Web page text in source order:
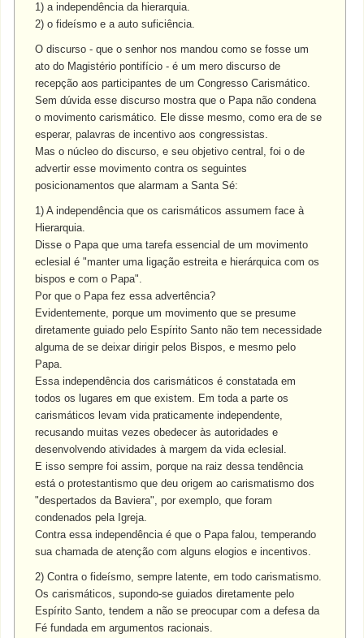
1) a independência da hierarquia.
2) o fideísmo e a auto suficiência.
O discurso - que o senhor nos mandou como se fosse um
ato do Magistério pontifício - é um mero discurso de
recepção aos participantes de um Congresso Carismático.
Sem dúvida esse discurso mostra que o Papa não condena
o movimento carismático. Ele disse mesmo, como era de se
esperar, palavras de incentivo aos congressistas.
Mas o núcleo do discurso, e seu objetivo central, foi o de
advertir esse movimento contra os seguintes
posicionamentos que alarmam a Santa Sé:
1) A independência que os carismáticos assumem face à
Hierarquia.
Disse o Papa que uma tarefa essencial de um movimento
eclesial é "manter uma ligação estreita e hierárquica com os
bispos e com o Papa".
Por que o Papa fez essa advertência?
Evidentemente, porque um movimento que se presume
diretamente guiado pelo Espírito Santo não tem necessidade
alguma de se deixar dirigir pelos Bispos, e mesmo pelo
Papa.
Essa independência dos carismáticos é constatada em
todos os lugares em que existem. Em toda a parte os
carismáticos levam vida praticamente independente,
recusando muitas vezes obedecer às autoridades e
desenvolvendo atividades à margem da vida eclesial.
E isso sempre foi assim, porque na raiz dessa tendência
está o protestantismo que deu origem ao carismatismo dos
"despertados da Baviera", por exemplo, que foram
condenados pela Igreja.
Contra essa independência é que o Papa falou, temperando
sua chamada de atenção com alguns elogios e incentivos.
2) Contra o fideísmo, sempre latente, em todo carismatismo.
Os carismáticos, supondo-se guiados diretamente pelo
Espírito Santo, tendem a não se preocupar com a defesa da
Fé fundada em argumentos racionais.